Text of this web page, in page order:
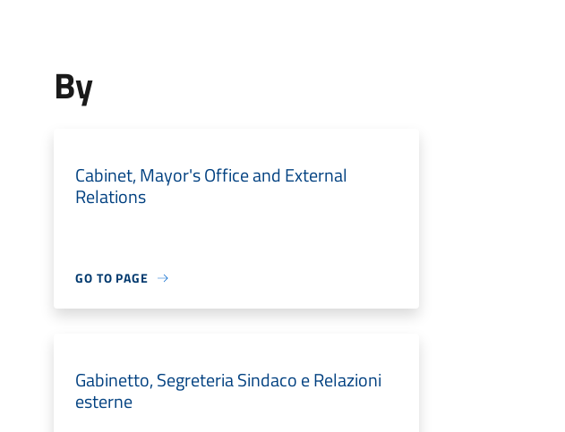
By
Cabinet, Mayor's Office and External
Relations
GO TO PAGE
Gabinetto, Segreteria Sindaco e Relazioni
esterne